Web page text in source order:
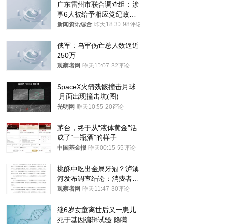
广东雷州市联合调查组：涉
事6人被给予相应党纪政务
处分和组织处理
新闻资讯综合 昨天18:30 98评论
俄军：乌军伤亡总人数逼近
250万
观察者网 昨天10:07 32评论
SpaceX火箭残骸撞击月球
月面出现撞击坑(图)
光明网 昨天10:55 20评论
茅台，终于从“液体黄金”活
成了“一瓶酒”的样子
中国基金报 昨天00:15 55评论
桃酥中吃出金属牙冠？泸溪
河发布调查结论：消费者已
澄清，所发视频情况不属实
观察者网 昨天11:47 30评论
继6岁女童离世后又一患儿
死于基因编辑试验 隐瞒一